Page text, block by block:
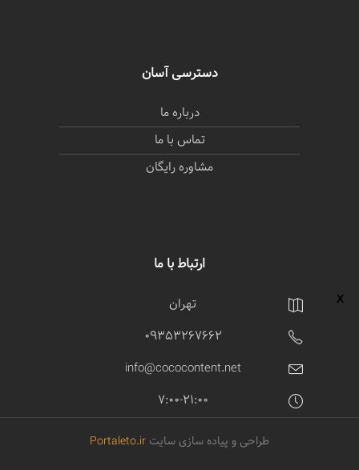
دسترسی آسان
درباره ما
تماس با ما
مشاوره رایگان
ارتباط با ما
تهران
09353267662
info@cococontent.net
7:00-21:00
طراحی و پیاده سازی سایت Portaleto.ir